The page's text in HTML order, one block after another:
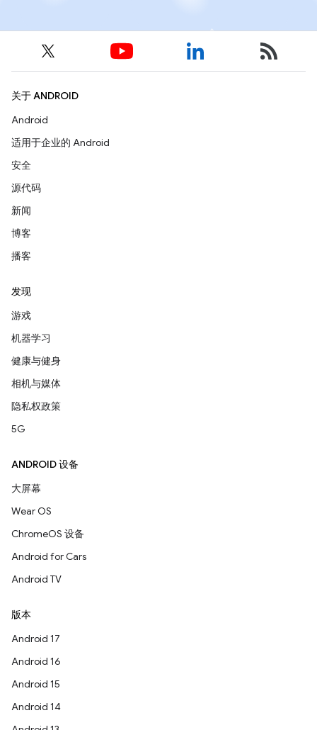
关于 ANDROID
Android
适用于企业的 Android
安全
源代码
新闻
博客
播客
发现
游戏
机器学习
健康与健身
相机与媒体
隐私权政策
5G
ANDROID 设备
大屏幕
Wear OS
ChromeOS 设备
Android for Cars
Android TV
版本
Android 17
Android 16
Android 15
Android 14